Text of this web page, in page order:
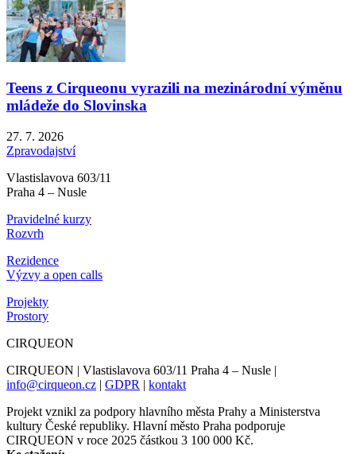
Teens z Cirqueonu vyrazili na mezinárodní výměnu
mládeže do Slovinska
27. 7. 2026
Zpravodajství
Vlastislavova 603/11
Praha 4 – Nusle
Pravidelné kurzy
Rozvrh
Rezidence
Výzvy a open calls
Projekty
Prostory
CIRQUEON
CIRQUEON | Vlastislavova 603/11 Praha 4 – Nusle |
info@cirqueon.cz | GDPR | kontakt
Projekt vznikl za podpory hlavního města Prahy a Ministerstva
kultury České republiky. Hlavní město Praha podporuje
CIRQUEON v roce 2025 částkou 3 100 000 Kč.